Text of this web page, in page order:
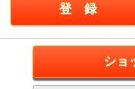
ショ